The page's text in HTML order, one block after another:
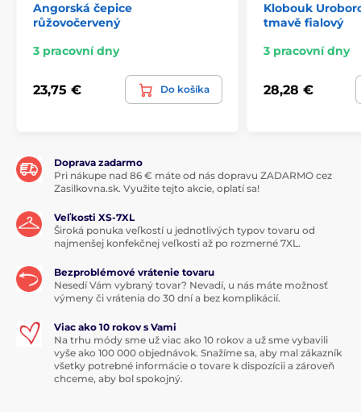
Angorská čepice
růžovočervený
3 pracovní dny
23,75 € Do košíka
Klobouk
tmavě fialový
3 pracovní dny
28,28 €
Doprava zadarmo
Pri nákupe nad 86 € máte od nás dopravu ZADARMO cez
Zasilkovna.sk. Využite tejto akcie, oplatí sa!
Veľkosti XS-7XL
Široká ponuka veľkostí u jednotlivých typov tovaru od
najmenšej konfekčnej veľkosti až po rozmerné 7XL.
Bezproblémové vrátenie tovaru
Nesedí Vám vybraný tovar? Nevadí, u nás máte možnosť
výmeny či vrátenia do 30 dní a bez komplikácií.
Viac ako 10 rokov s Vami
Na trhu módy sme už viac ako 10 rokov a už sme vybavili
vyše ako 100 000 objednávok. Snažíme sa, aby mal zákazník
všetky potrebné informácie o tovare k dispozícii a zároveň
chceme, aby bol spokojný.